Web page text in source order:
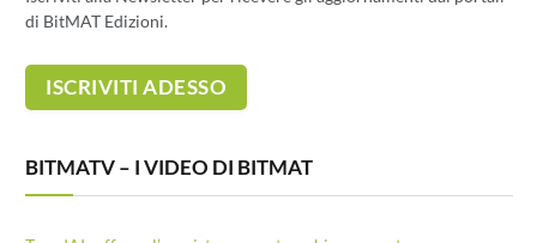
di BitMAT Edizioni.
BITMATV – I VIDEO DI BITMAT